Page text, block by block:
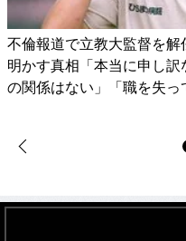
不倫報道で立教大監督を解
明かす真相「本当に申し
の関係はない」「職を失っ